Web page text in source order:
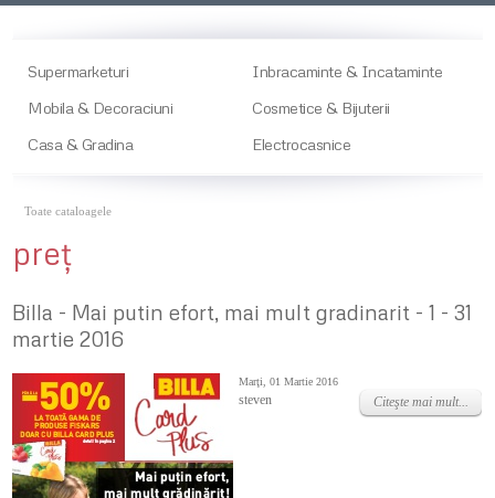
Supermarketuri
Inbracaminte & Incataminte
Mobila & Decoraciuni
Cosmetice & Bijuterii
Casa & Gradina
Electrocasnice
Toate cataloagele
preţ
Billa - Mai putin efort, mai mult gradinarit - 1 - 31
martie 2016
Marţi, 01 Martie 2016
steven Citeşte mai mult...